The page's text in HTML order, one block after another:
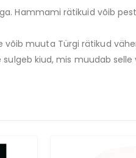
Hammami rätikuid võib
muuta Türgi rätikud
kiud, mis muudab